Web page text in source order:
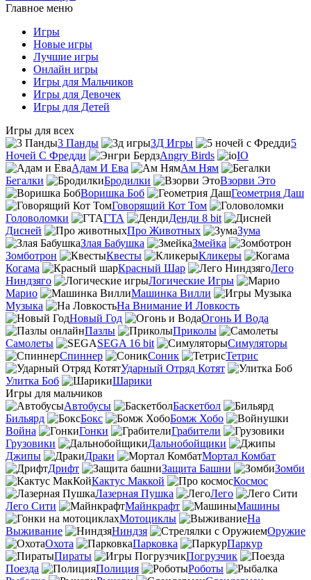
Главное меню
Игры
Новые игры
Лучшие игры
Онлайн игры
Игры для Мальчиков
Игры для Девочек
Игры для Детей
Игры для всех
3 Панды
3Д Игры
5
Ночей С Фредди
Angry Birds
IO
Адам И Ева
Ам Ням
Бегалки
Бродилки
Взорви Это
Воришка Боб
Геометрия Даш
Говорящий Кот Том
Головоломки
ГТА
Денди 8 bit
Дисней
Про Животных
Зума
Злая Бабушка
Змейка
Зомботрон
Квесты
Кликеры
Когама
Красный Шар
Лего
Ниндзяго
Логические Игры
Марио
Машинка Вилли
Музыка
На Внимание И Ловкость
Новый Год
Огонь И Вода
Пазлы
Приколы
Самолеты
SEGA 16 bit
Симуляторы
Спиннер
Соник
Тетрис
Ударный Отряд Котят
Улитка Боб
Шарики
Игры для мальчиков
Автобусы
Баскетбол
Бильярд
Бокс
Бомж Хобо
Война
Гонки
Грабители
Грузовики
Дальнобойщики
Джипы
Драки
Мортал Комбат
Дрифт
Защита Башни
Зомби
Кактус Маккой
Космос
Лазерная Пушка
Лего
Лего Сити
Майнкрафт
Машины
Мотоциклы
На
Выживание
Ниндзя
Оружие
Охота
Парковка
Паркур
Пираты
Погрузчик
Поезда
Полиция
Роботы